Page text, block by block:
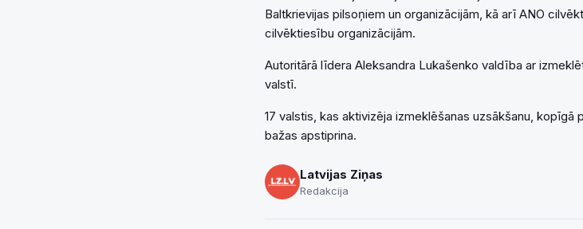
Baltkrievijas pilsoņiem un organizācijām, kā arī ANO
cilvēktiesību organizācijām.
Autoritārā līdera Aleksandra Lukašenko valdība ar
valstī.
17 valstis, kas aktivizēja izmeklēšanas uzsākšanu, kopīgā
bažas apstiprina.
Latvijas Ziņas
Redakcija